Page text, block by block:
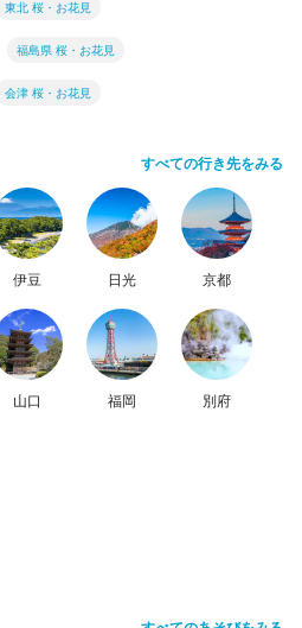
東北 桜・お花見
福島県 桜・お花見
会津 桜・お花見
すべての行き先をみる
伊豆 日光 京都
山口 福岡 別府